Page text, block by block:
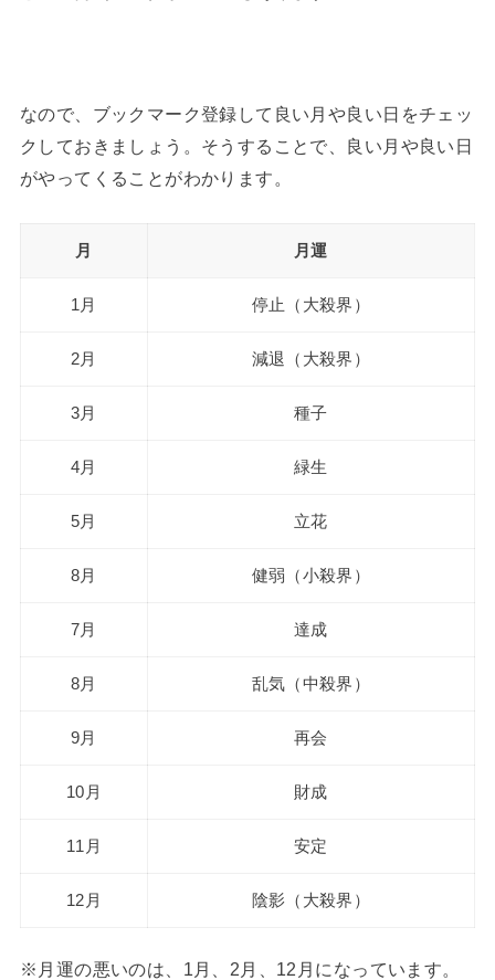
なので、ブックマーク登録して良い月や良い日をチェッ
クしておきましょう。そうすることで、良い月や良い日
がやってくることがわかります。
月 月運
1月 停止（大殺界）
2月 減退（大殺界）
3月 種子
4月 緑生
5月 立花
8月 健弱（小殺界）
7月 達成
8月 乱気（中殺界）
9月 再会
10月 財成
11月 安定
12月 陰影（大殺界）
※月運の悪いのは、1月、2月、12月になっています。